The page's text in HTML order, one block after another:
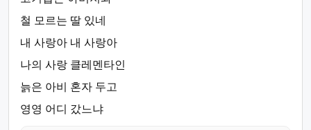
철 모르는 딸 있네
내 사랑아 내 사랑아
나의 사랑 클레멘타인
늙은 아비 혼자 두고
영영 어디 갔느냐